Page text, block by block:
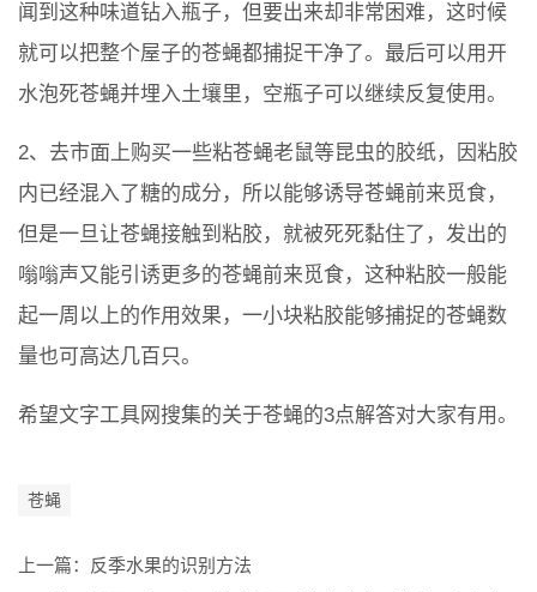
闻到这种味道钻入瓶子，但要出来却非常困难，这时候
就可以把整个屋子的苍蝇都捕捉干净了。最后可以用开
水泡死苍蝇并埋入土壤里，空瓶子可以继续反复使用。
2、去市面上购买一些粘苍蝇老鼠等昆虫的胶纸，因粘胶
内已经混入了糖的成分，所以能够诱导苍蝇前来觅食，
但是一旦让苍蝇接触到粘胶，就被死死黏住了，发出的
嗡嗡声又能引诱更多的苍蝇前来觅食，这种粘胶一般能
起一周以上的作用效果，一小块粘胶能够捕捉的苍蝇数
量也可高达几百只。
希望文字工具网搜集的关于苍蝇的3点解答对大家有用。
苍蝇
上一篇：
反季水果的识别方法